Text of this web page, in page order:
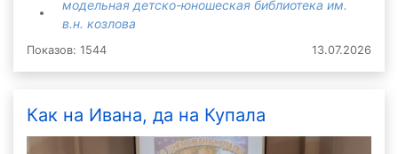
модельная детско-юношеская библиотека им.
в.н. козлова
Показов: 1544 13.07.2026
Как на Ивана, да на Купала